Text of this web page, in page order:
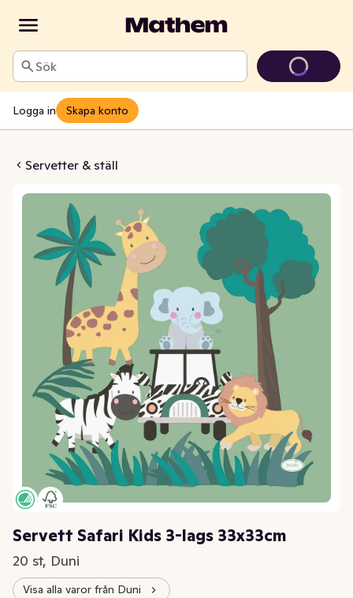
Sök
Logga in Skapa konto
Servetter & ställ
3-lags 33x33cm
Servett Safari Kids 3-lags 33x33cm
20 st, Duni
Visa alla varor från Duni